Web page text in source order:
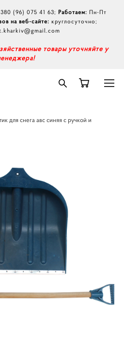
(96) 075 41 63; Работаем: Пн-Пт
на веб-сайте: круглосуточно;
товары уточняйте у
для снега авс синяя с ручкой и